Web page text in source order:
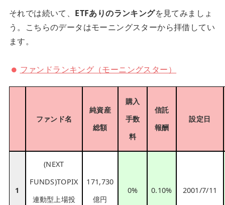
それでは続いて、 ETFありのランキングを見てみましょ
う。こちらのデータはモーニングスターから拝借してい
ます。
ファンドランキング（モーニングスター）
ファンド名
純資産
総額
購入
手数
料
信託
報酬
設定日
1
(NEXT
FUNDS)TOPIX
連動型上場投
171,730
億円
0% 0.10% 2001/7/11